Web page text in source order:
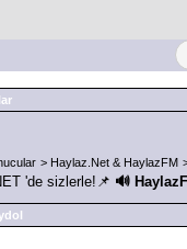
> Haylaz.Net & HaylazFM
🔊